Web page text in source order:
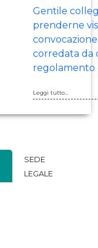
Gentile
prenderne
corredata da
regolamento
Leggi tutto...
SEDE
LEGALE